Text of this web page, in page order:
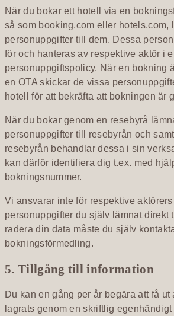
När du bokar ett hotell via en
så som booking.com eller hotels.com,
personuppgifter till dem. Dessa
för och hanteras av respektive aktör i
personuppgiftspolicy. När en bokning
en OTA skickar de vissa
hotell för att bekräfta att bokningen är
När du bokar genom en resebyrå
personuppgifter till resebyrån och
resebyrån behandlar dessa i sin
kan därför identifiera dig t.ex. med
bokningsnummer.
Vi ansvarar inte för respektive
personuppgifter du själv lämnat direkt
radera din data måste du själv
bokningsförmedling.
5. Tillgång till information
Du kan en gång per år begära att få
lagrats genom en skriftlig